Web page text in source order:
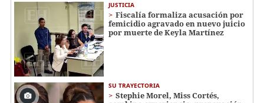
JUSTICIA
Fiscalía formaliza acusación por
femicidio agravado en nuevo juicio
por muerte de Keyla Martínez
SU TRAYECTORIA
Stephie Morel, Miss Cortés,